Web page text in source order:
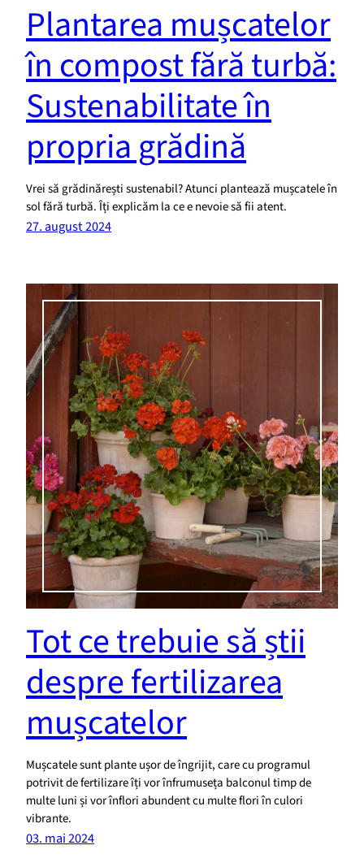
Plantarea mușcatelor
în compost fără turbă:
Sustenabilitate în
propria grădină
Vrei să grădinărești sustenabil? Atunci plantează mușcatele în
sol fără turbă. Îți explicăm la ce e nevoie să fii atent.
27. august 2024
Tot ce trebuie să știi
despre fertilizarea
mușcatelor
Mușcatele sunt plante ușor de îngrijit, care cu programul
potrivit de fertilizare îți vor înfrumuseța balconul timp de
multe luni și vor înflori abundent cu multe flori în culori
vibrante.
03. mai 2024